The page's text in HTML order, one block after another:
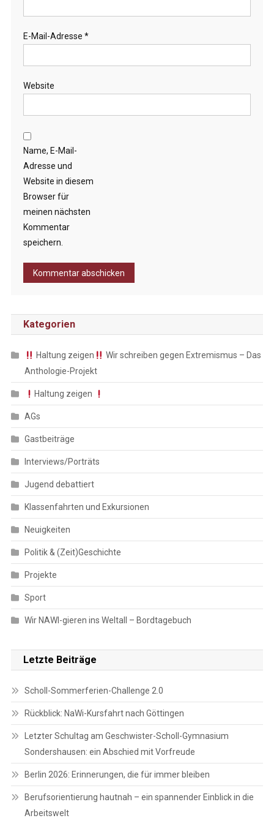
E-Mail-Adresse *
Website
Name, E-Mail-
Adresse und
Website in diesem
Browser für
meinen nächsten
Kommentar
speichern.
Kategorien
Haltung zeigen
Wir schreiben gegen Extremismus – Das
Anthologie-Projekt
Haltung zeigen
AGs
Gastbeiträge
Interviews/Porträts
Jugend debattiert
Klassenfahrten und Exkursionen
Neuigkeiten
Politik & (Zeit)Geschichte
Projekte
Sport
Wir NAWI-gieren ins Weltall – Bordtagebuch
Letzte Beiträge
Scholl-Sommerferien-Challenge 2.0
Rückblick: NaWi-Kursfahrt nach Göttingen
Letzter Schultag am Geschwister-Scholl-Gymnasium
Sondershausen: ein Abschied mit Vorfreude
Berlin 2026: Erinnerungen, die für immer bleiben
Berufsorientierung hautnah – ein spannender Einblick in die
Arbeitswelt